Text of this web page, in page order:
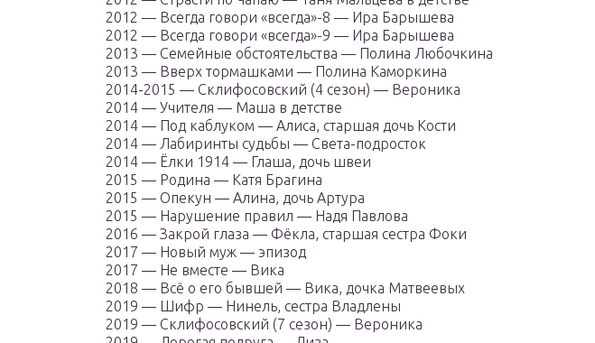
2012 — Всегда говори «всегда»-8 — Ира Барышева
2012 — Всегда говори «всегда»-9 — Ира Барышева
2013 — Семейные обстоятельства — Полина Любочкина
2013 — Вверх тормашками — Полина Каморкина
2014-2015 — Склифосовский (4 сезон) — Вероника
2014 — Учителя — Маша в детстве
2014 — Под каблуком — Алиса, старшая дочь Кости
2014 — Лабиринты судьбы — Света-подросток
2014 — Ёлки 1914 — Глаша, дочь швеи
2015 — Родина — Катя Брагина
2015 — Опекун — Алина, дочь Артура
2015 — Нарушение правил — Надя Павлова
2016 — Закрой глаза — Фёкла, старшая сестра Фоки
2017 — Новый муж — эпизод
2017 — Не вместе — Вика
2018 — Всё о его бывшей — Вика, дочка Матвеевых
2019 — Шифр — Нинель, сестра Владлены
2019 — Склифосовский (7 сезон) — Вероника